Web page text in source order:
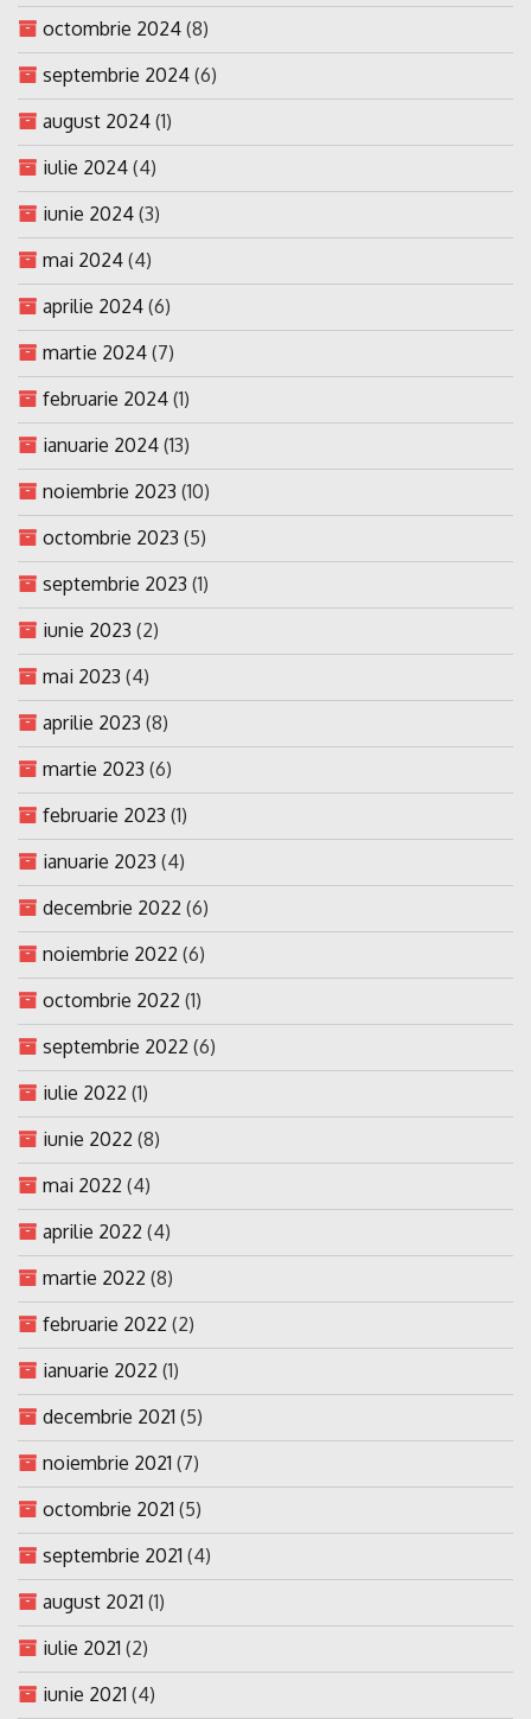
octombrie 2024 (8)
septembrie 2024 (6)
august 2024 (1)
iulie 2024 (4)
iunie 2024 (3)
mai 2024 (4)
aprilie 2024 (6)
martie 2024 (7)
februarie 2024 (1)
ianuarie 2024 (13)
noiembrie 2023 (10)
octombrie 2023 (5)
septembrie 2023 (1)
iunie 2023 (2)
mai 2023 (4)
aprilie 2023 (8)
martie 2023 (6)
februarie 2023 (1)
ianuarie 2023 (4)
decembrie 2022 (6)
noiembrie 2022 (6)
octombrie 2022 (1)
septembrie 2022 (6)
iulie 2022 (1)
iunie 2022 (8)
mai 2022 (4)
aprilie 2022 (4)
martie 2022 (8)
februarie 2022 (2)
ianuarie 2022 (1)
decembrie 2021 (5)
noiembrie 2021 (7)
octombrie 2021 (5)
septembrie 2021 (4)
august 2021 (1)
iulie 2021 (2)
iunie 2021 (4)